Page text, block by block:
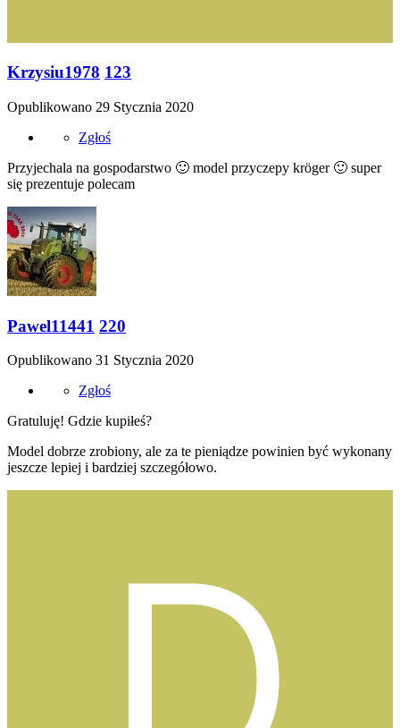
Krzysiu1978 123
Opublikowano 29 Stycznia 2020
Zgłoś
Przyjechala na gospodarstwo 🙂 model przyczepy kröger 🙂 super
się prezentuje polecam
Pawel11441 220
Opublikowano 31 Stycznia 2020
Zgłoś
Gratuluję! Gdzie kupiłeś?
Model dobrze zrobiony, ale za te pieniądze powinien być wykonany
jeszcze lepiej i bardziej szczegółowo.